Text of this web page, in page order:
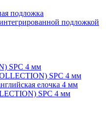
подложка
подложкой
SPC 4 мм
SPC 4 мм
елочка 4 мм
SPC 4 мм